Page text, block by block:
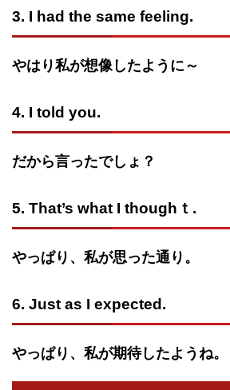
3. I had the same feeling.
やはり私が想像したように～
4. I told you.
だから言ったでしょ？
5. That’s what I thoughｔ.
やっぱり、私が思った通り。
6. Just as I expected.
やっぱり、私が期待したようね。